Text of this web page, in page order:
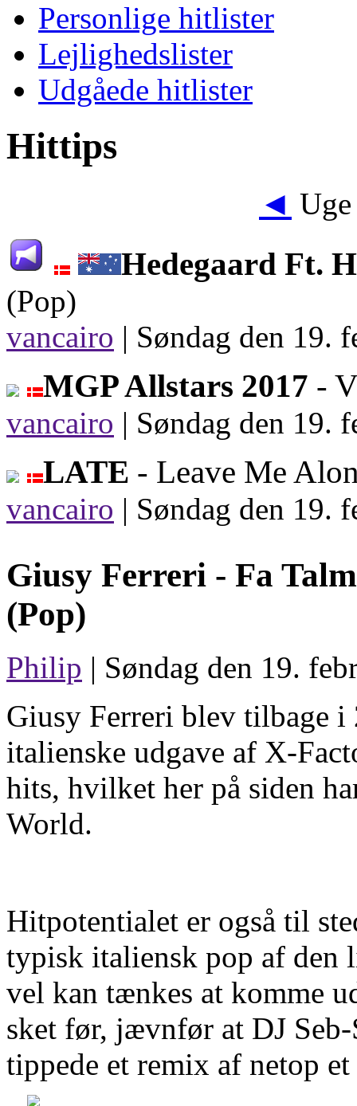
Personlige hitlister
Lejlighedslister
Udgåede hitlister
Hittips
◄
Hedegaard Ft.
(Pop)
vancairo | Søndag den 19.
MGP Allstars 2017 -
vancairo | Søndag den 19.
LATE - Leave Me
vancairo | Søndag den 19.
Giusy Ferreri - Fa
(Pop)
Philip | Søndag den 19.
Giusy Ferreri blev tilbage i
italienske udgave af X-
hits, hvilket her på siden
World.
Hitpotentialet er også til
typisk italiensk pop af den
vel kan tænkes at komme
sket før, jævnfør at DJ Seb-
tippede et remix af netop